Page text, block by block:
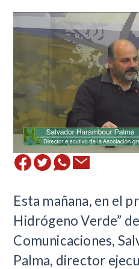
​Esta mañana, en el
Hidrógeno Verde”
Comunicaciones,
Palma, director